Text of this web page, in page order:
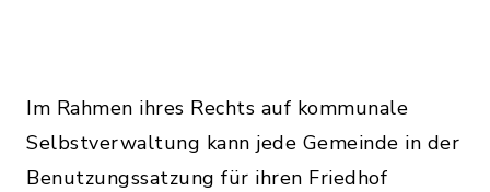
Im Rahmen ihres Rechts auf kommunale
Selbstverwaltung kann jede Gemeinde in der
Benutzungssatzung für ihren Friedhof